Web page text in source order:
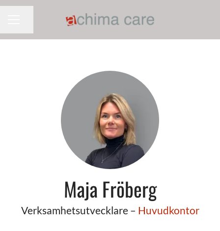
Maja Fröberg
Verksamhetsutvecklare – Huvudkontor